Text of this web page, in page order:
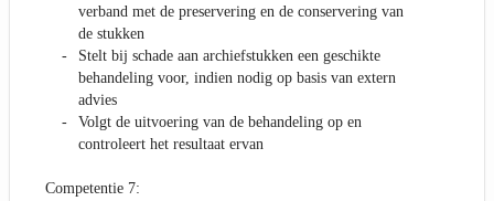
verband met de preservering en de conservering van
de stukken
Stelt bij schade aan archiefstukken een geschikte
behandeling voor, indien nodig op basis van extern
advies
Volgt de uitvoering van de behandeling op en
controleert het resultaat ervan
Competentie 7: